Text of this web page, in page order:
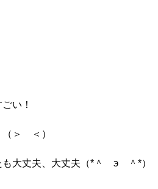
ごい！
＞ ＜）
も大丈夫、大丈夫（*＾ э ＾*）